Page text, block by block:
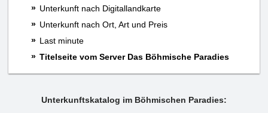
Unterkunft nach Digitallandkarte
Unterkunft nach Ort, Art und Preis
Last minute
Titelseite vom Server Das Böhmische Paradies
Unterkunftskatalog im Böhmischen Paradies: